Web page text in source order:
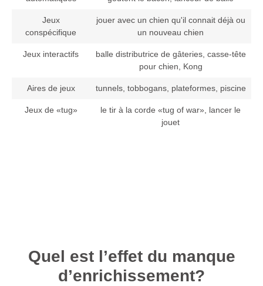
Jeux
conspécifique
jouer avec un chien qu'il connait déjà ou
un nouveau chien
Jeux interactifs
balle distributrice de gâteries, casse-tête
pour chien, Kong
Aires de jeux tunnels, tobbogans, plateformes, piscine
Jeux de «tug»
le tir à la corde «tug of war», lancer le
jouet
Quel est l’effet du manque
d’enrichissement?